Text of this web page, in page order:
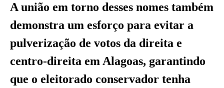
A união em torno desses nomes também
demonstra um esforço para evitar a
pulverização de votos da direita e
centro-direita em Alagoas, garantindo
que o eleitorado conservador tenha